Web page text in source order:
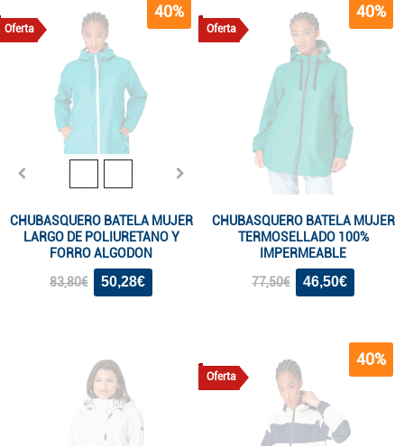
Oferta
40%
CHUBASQUERO BATELA MUJER
LARGO DE POLIURETANO Y
FORRO ALGODON
83,80€ 50,28€
Oferta
40%
CHUBASQUERO BATELA MUJER
TERMOSELLADO 100%
IMPERMEABLE
77,50€ 46,50€
Oferta
40%